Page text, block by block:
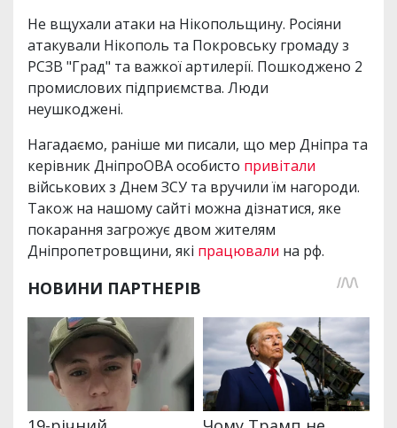
Не вщухали атаки на Нікопольщину. Росіяни
атакували Нікополь та Покровську громаду з
РСЗВ "Град" та важкої артилерії. Пошкоджено 2
промислових підприємства. Люди
неушкоджені.
Нагадаємо, раніше ми писали, що мер Дніпра та
керівник ДніпроОВА особисто привітали
військових з Днем ЗСУ та вручили їм нагороди.
Також на нашому сайті можна дізнатися, яке
покарання загрожує двом жителям
Дніпропетровщини, які працювали на рф.